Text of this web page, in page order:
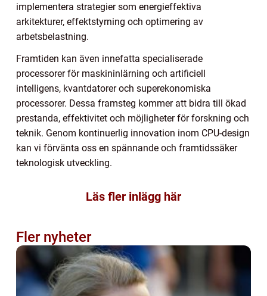
implementera strategier som energieffektiva
arkitekturer, effektstyrning och optimering av
arbetsbelastning.
Framtiden kan även innefatta specialiserade
processorer för maskininlärning och artificiell
intelligens, kvantdatorer och superekonomiska
processorer. Dessa framsteg kommer att bidra till ökad
prestanda, effektivitet och möjligheter för forskning och
teknik. Genom kontinuerlig innovation inom CPU-design
kan vi förvänta oss en spännande och framtidssäker
teknologisk utveckling.
Läs fler inlägg här
Fler nyheter